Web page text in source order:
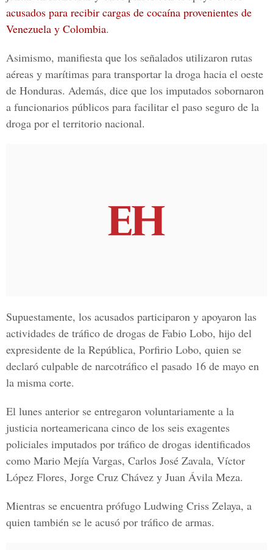
acusados para recibir cargas de cocaína provenientes de
Venezuela y Colombia.
Asimismo, manifiesta que los señalados utilizaron rutas
aéreas y marítimas para transportar la droga hacia el oeste
de Honduras. Además, dice que los imputados sobornaron
a funcionarios públicos para facilitar el paso seguro de la
droga por el territorio nacional.
Supuestamente, los acusados participaron y apoyaron las
actividades de tráfico de drogas de Fabio Lobo, hijo del
expresidente de la República, Porfirio Lobo, quien se
declaró culpable de narcotráfico el pasado 16 de mayo en
la misma corte.
El lunes anterior se entregaron voluntariamente a la
justicia norteamericana cinco de los seis exagentes
policiales imputados por tráfico de drogas identificados
como Mario Mejía Vargas, Carlos José Zavala, Víctor
López Flores, Jorge Cruz Chávez y Juan Ávila Meza.
Mientras se encuentra prófugo Ludwing Criss Zelaya, a
quien también se le acusó por tráfico de armas.